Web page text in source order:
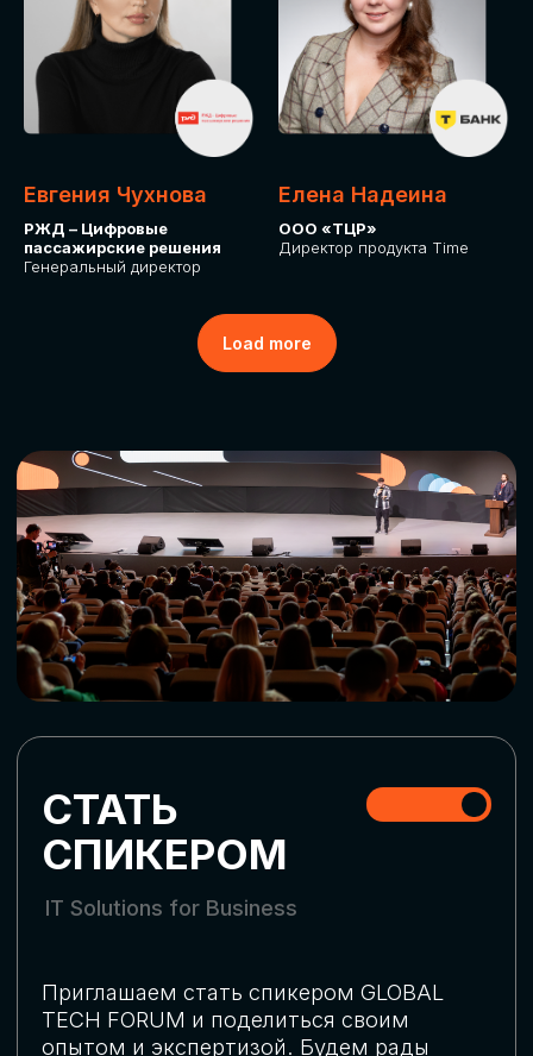
Евгения Чухнова
РЖД – Цифровые
пассажирские решения
Генеральный директор
Елена Надеина
ООО «ТЦР»
Директор продукта Time
Load more